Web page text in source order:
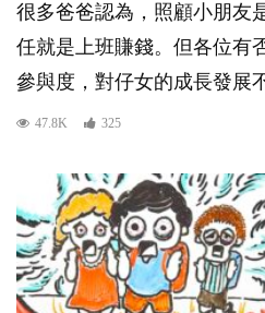
很多爸爸認為，照顧小朋友
任就是上班賺錢。但各位有
參與度，對仔女的成長發展
47.8K 325